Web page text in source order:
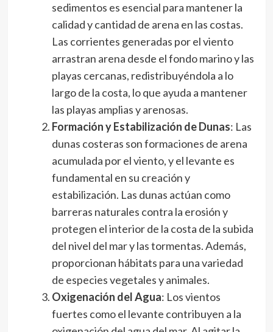
sedimentos es esencial para mantener la
calidad y cantidad de arena en las costas.
Las corrientes generadas por el viento
arrastran arena desde el fondo marino y las
playas cercanas, redistribuyéndola a lo
largo de la costa, lo que ayuda a mantener
las playas amplias y arenosas.
Formación y Estabilización de Dunas: Las
dunas costeras son formaciones de arena
acumulada por el viento, y el levante es
fundamental en su creación y
estabilización. Las dunas actúan como
barreras naturales contra la erosión y
protegen el interior de la costa de la subida
del nivel del mar y las tormentas. Además,
proporcionan hábitats para una variedad
de especies vegetales y animales.
Oxigenación del Agua: Los vientos
fuertes como el levante contribuyen a la